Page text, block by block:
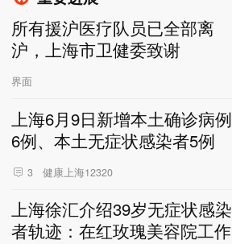
所有援沪医疗队员已全部离
沪，上海市卫健委致谢
界面
上海6月9日新增本土确诊病例
6例、本土无症状感染者5例
3 健康上海12320
上海徐汇介绍39岁无症状感染
者轨迹：在红玫瑰美容院工作